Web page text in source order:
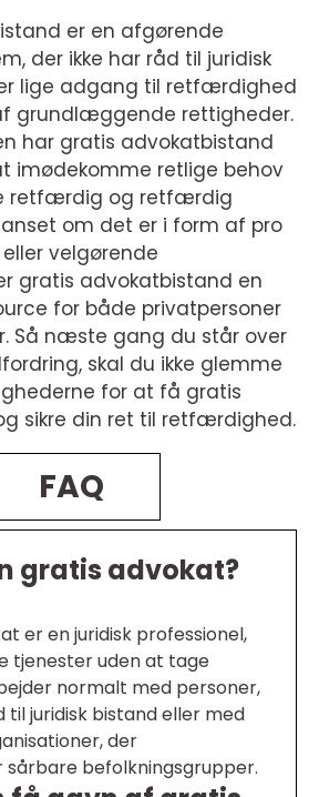
er en afgørende
der ikke har råd til juridisk
lige adgang til retfærdighed
grundlæggende rettigheder.
har gratis advokatbistand
imødekomme retlige behov
retfærdig og retfærdig
om det er i form af pro
velgørende
gratis advokatbistand en
for både privatpersoner
Så næste gang du står over
skal du ikke glemme
for at få gratis
sikre din ret til retfærdighed.
FAQ
gratis advokat?
er en juridisk professionel,
tjenester uden at tage
normalt med personer,
til juridisk bistand eller med
der
befolkningsgrupper.